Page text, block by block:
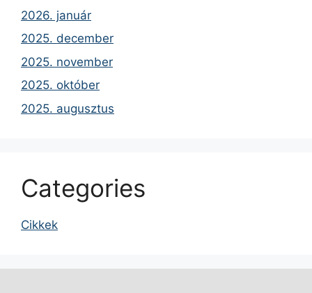
2026. január
2025. december
2025. november
2025. október
2025. augusztus
Categories
Cikkek